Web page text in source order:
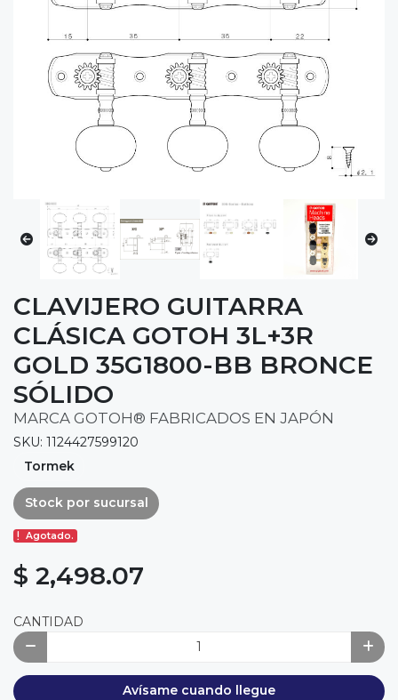
CLAVIJERO GUITARRA
CLÁSICA GOTOH 3L+3R
GOLD 35G1800-BB BRONCE
SÓLIDO
MARCA GOTOH® FABRICADOS EN JAPÓN
SKU: 1124427599120
Tormek
Stock por sucursal
Agotado.
$ 2,498.07
CANTIDAD
Avísame cuando llegue